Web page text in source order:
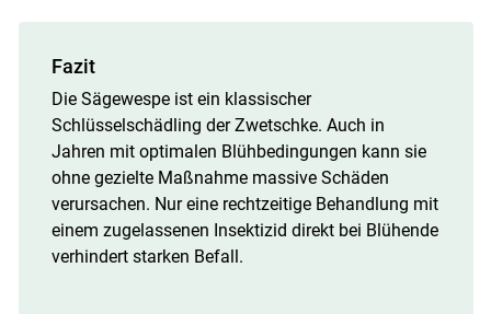
Fazit
Die Sägewespe ist ein klassischer
Schlüsselschädling der Zwetschke. Auch in
Jahren mit optimalen Blühbedingungen kann sie
ohne gezielte Maßnahme massive Schäden
verursachen. Nur eine rechtzeitige Behandlung mit
einem zugelassenen Insektizid direkt bei Blühende
verhindert starken Befall.